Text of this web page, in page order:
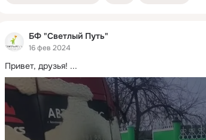
БФ "Светлый Путь"
16 фев 2024
Привет, друзья! ...